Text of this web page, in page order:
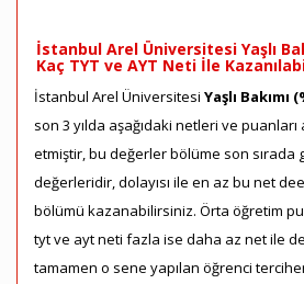
İstanbul Arel Üniversitesi Yaşlı
Kaç TYT ve AYT Neti İle
İstanbul Arel Üniversitesi Yaşlı
son 3 yılda aşağıdaki netleri ve
etmiştir, bu değerler bölüme son sırada
değerleridir, dolayısı ile en az bu net
bölümü kazanabilirsiniz. Örta öğretim
tyt ve ayt neti fazla ise daha az net ile
tamamen o sene yapılan öğrenci